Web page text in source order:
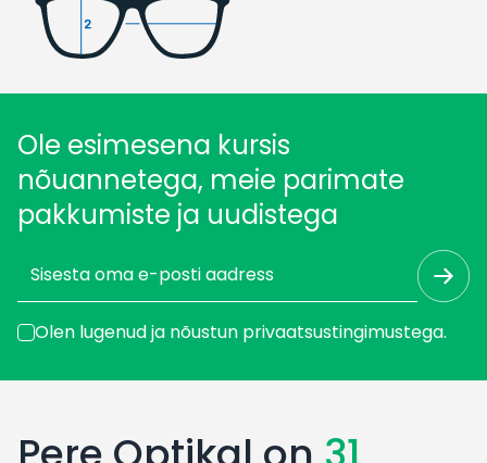
Ole esimesena kursis
nõuannetega, meie parimate
pakkumiste ja uudistega
Olen lugenud ja nõustun privaatsustingimustega.